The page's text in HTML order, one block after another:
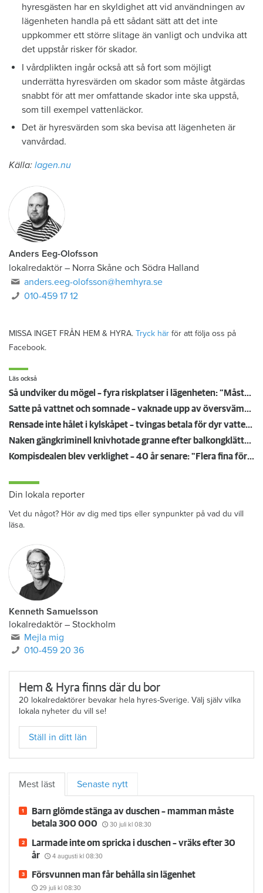
hyresgästen har en skyldighet att vid användningen av
lägenheten handla på ett sådant sätt att det inte
uppkommer ett större slitage än vanligt och undvika att
det uppstår risker för skador.
I vårdplikten ingår också att så fort som möjligt
underrätta hyresvärden om skador som måste åtgärdas
snabbt för att mer omfattande skador inte ska uppstå,
som till exempel vattenläckor.
Det är hyresvärden som ska bevisa att lägenheten är
vanvårdad.
Källa: lagen.nu
Anders Eeg-Olofsson
lokalredaktör – Norra Skåne och Södra Halland
anders.eeg-olofsson@hemhyra.se
010-459 17 12
MISSA INGET FRÅN HEM & HYRA. Tryck här för att följa oss på
Facebook.
Läs också
Så undviker du mögel – fyra riskplatser i lägenheten: ”Måste städa bort”
Satte på vattnet och somnade – vaknade upp av översvämning hos grannen
Rensade inte hålet i kylskåpet – tvingas betala för dyr vattenskada
Naken gängkriminell knivhotade granne efter balkongklättring
Kompisdealen blev verklighet – 40 år senare: "Flera fina fördelar med att dela bostad"
Din lokala reporter
Vet du något? Hör av dig med tips eller synpunkter på vad du vill
läsa.
Kenneth Samuelsson
lokalredaktör – Stockholm
Mejla mig
010-459 20 36
Hem & Hyra finns där du bor
20 lokalredaktörer bevakar hela hyres-Sverige. Välj själv vilka
lokala nyheter du vill se!
Ställ in ditt län
Mest läst Senaste nytt
Barn glömde stänga av duschen – mamman måste
betala 300 000
30 juli kl 08:30
Larmade inte om spricka i duschen – vräks efter 30
år
4 augusti kl 08:30
Försvunnen man får behålla sin lägenhet
29 juli kl 08:30